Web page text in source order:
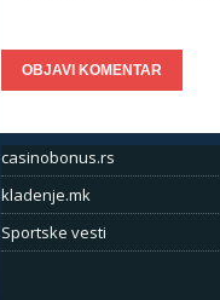
casinobonus.rs
kladenje.mk
Sportske vesti